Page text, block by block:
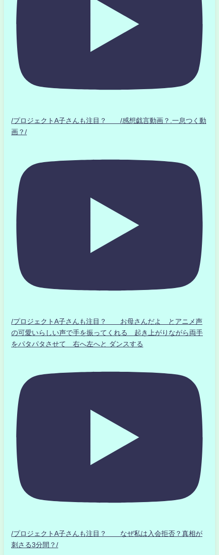
/プロジェクトA子さんも注目？ /感想戯言動画？.一息つく動
画？/
/プロジェクトA子さんも注目？ お母さんだよ とアニメ声
の可愛いらしい声で手を振ってくれる 起き上がりながら両手
をパタパタさせて 右へ左へと ダンスする
/プロジェクトA子さんも注目？ なぜ私は入会拒否？真相が
刺さる3分間？/